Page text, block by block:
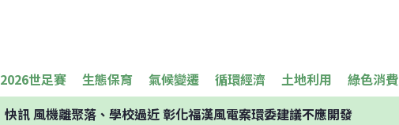
2026世足賽 生態保育 氣候變遷 循環經濟 土地利用 綠色消費
快訊風機離聚落、學校過近 彰化福漢風電案環委建議不應開發